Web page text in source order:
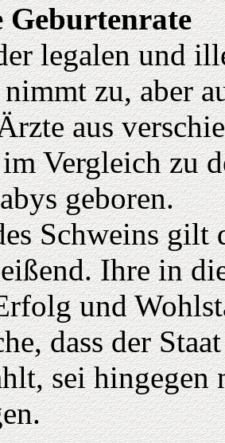
Geburtenrate
legalen und
zu, aber
aus
Vergleich zu
geboren.
Schweins gilt
Ihre in
und
dass der
sei hingegen